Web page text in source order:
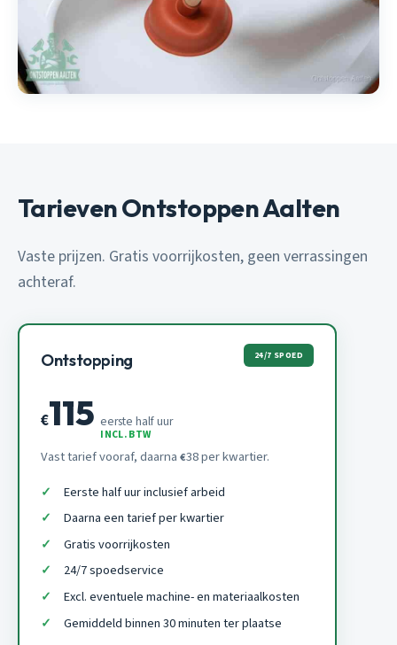
Tarieven Ontstoppen Aalten
Vaste prijzen. Gratis voorrijkosten, geen verrassingen
achteraf.
Ontstopping 24/7 SPOED
€115 eerste half uur
INCL. BTW
Vast tarief vooraf, daarna €38 per kwartier.
Eerste half uur inclusief arbeid
Daarna een tarief per kwartier
Gratis voorrijkosten
24/7 spoedservice
Excl. eventuele machine- en materiaalkosten
Gemiddeld binnen 30 minuten ter plaatse